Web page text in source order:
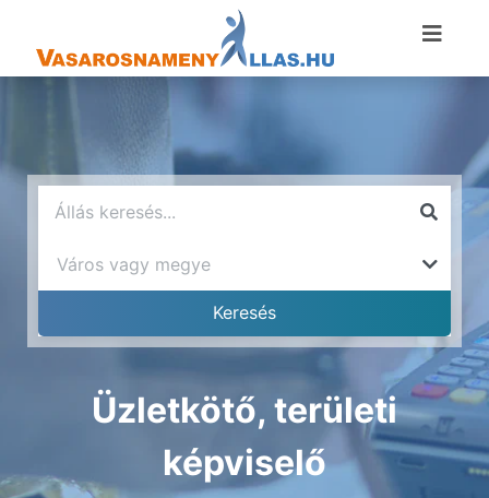
Üzletkötő, területi
képviselő